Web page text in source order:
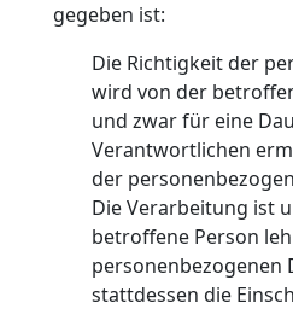
gegeben ist:
Die Richtigkeit der
wird von der
und zwar für eine
Verantwortlichen
der
Die Verarbeitung ist
betroffene Person
personenbezogenen
stattdessen die